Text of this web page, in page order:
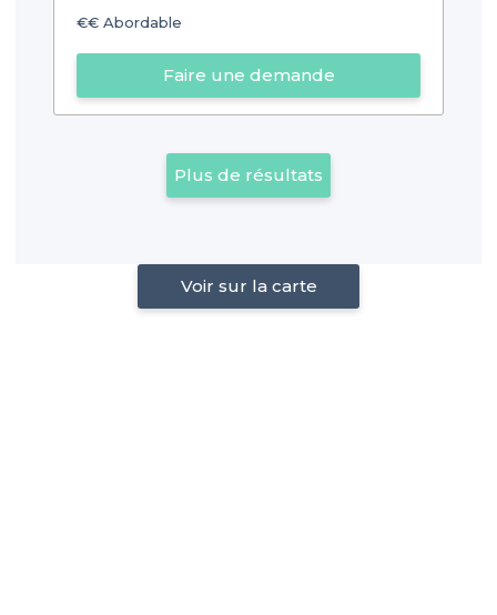
€€ Abordable
Faire une demande
Plus de résultats
Voir sur la carte